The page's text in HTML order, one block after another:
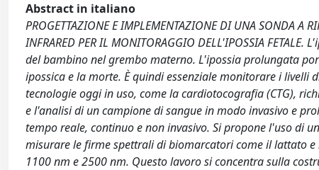
Abstract in italiano
PROGETTAZIONE E IMPLEMENTAZIONE DI UNA SONDA A
INFRARED PER IL MONITORAGGIO DELL'IPOSSIA
del bambino nel grembo materno. L'ipossia prolungata
ipossica e la morte. È quindi essenziale monitorare i
tecnologie oggi in uso, come la cardiotocografia (CTG),
e l'analisi di un campione di sangue in modo invasivo e
tempo reale, continuo e non invasivo. Si propone l'uso di
misurare le firme spettrali di biomarcatori come il lattato
1100 nm e 2500 nm. Questo lavoro si concentra sulla